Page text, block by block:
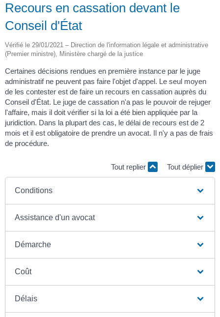
Recours en cassation devant le
Conseil d'État
Vérifié le 29/01/2021 – Direction de l'information légale et administrative
(Premier ministre), Ministère chargé de la justice
Certaines décisions rendues en première instance par le juge
administratif ne peuvent pas faire l'objet d'appel. Le seul moyen
de les contester est de faire un recours en cassation auprès du
Conseil d'État. Le juge de cassation n'a pas le pouvoir de rejuger
l'affaire, mais il doit vérifier si la loi a été bien appliquée par la
juridiction. Dans la plupart des cas, le délai de recours est de 2
mois et il est obligatoire de prendre un avocat. Il n'y a pas de frais
de procédure.
Tout replier Tout déplier
Conditions
Assistance d'un avocat
Démarche
Coût
Délais